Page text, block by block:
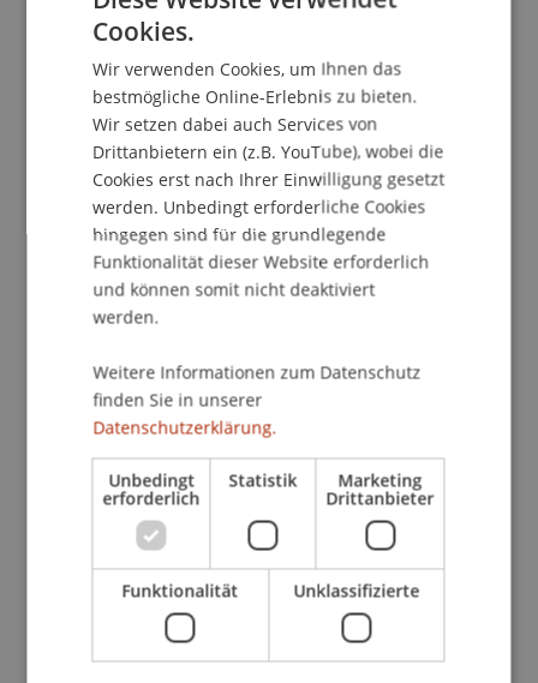
findest heraus, welcher am besten zu deinen
beruflichen Zielen passt.
Unsere Masterstudiengänge
• Master Architektur
• Master Entrepreneurship, Innovation und
Leadership
• Master Innovative Finance
• Master Wirtschaftsinformatik
Was dich erwartet
Studiengangsleitungen und Teams
• Detaillierte Einblicke in Inhalte,
Spezialisierungen und Studienstruktur
• Austausch mit Studierenden über Projekte,
Praxisbezug und Studienalltag
• Informationen zu Karriereperspektiven und
internationalen Möglichkeiten
• Tipps zu Bewerbung und Aufnahmeverfahren
• Infos zu Ausland, Wohnen und Campusleben
• Campus Tour
Cookies.
Wir verwenden Cookies, um Ihnen das
bestmögliche Online-Erlebnis zu bieten.
Wir setzen dabei auch Services von
Drittanbietern ein (z.B. YouTube), wobei die
Cookies erst nach Ihrer Einwilligung gesetzt
werden. Unbedingt erforderliche Cookies
hingegen sind für die grundlegende
Funktionalität dieser Website erforderlich
und können somit nicht deaktiviert
werden.
Weitere Informationen zum Datenschutz
finden Sie in unserer
Datenschutzerklärung.
Unbedingt
erforderlich
Statistik Marketing
Drittanbieter
Funktionalität Unklassifizierte